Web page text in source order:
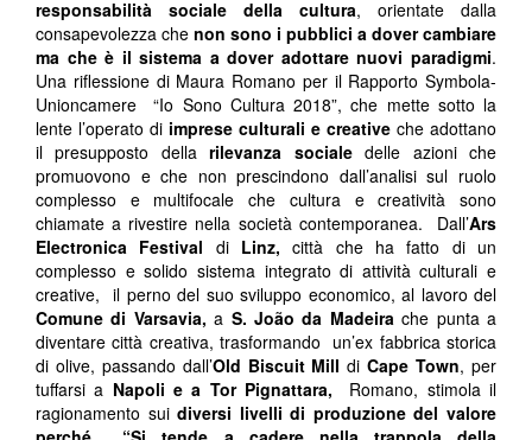
responsabilità sociale della cultura, orientate dalla
consapevolezza che non sono i pubblici a dover cambiare
ma che è il sistema a dover adottare nuovi paradigmi.
Una riflessione di Maura Romano per il Rapporto Symbola-
Unioncamere “Io Sono Cultura 2018”, che mette sotto la
lente l’operato di imprese culturali e creative che adottano
il presupposto dellarilevanza socialedelle azioni che
promuovono e che non prescindono dall’analisi sul ruolo
complesso e multifocale che cultura e creatività sono
chiamate a rivestire nella società contemporanea.
Dall’Ars
Electronica Festival di Linz,città che ha fatto di un
complesso e solido sistema integrato di attività culturali e
creative, il perno del suo sviluppo economico, al lavoro del
Comune di Varsavia,a S. João da Madeirache punta a
diventare città creativa, trasformando un’ex fabbrica storica
di olive, passando dall’Old Biscuit MilldiCape Town, per
tuffarsi a Napoli e a Tor Pignattara, Romano, stimola il
ragionamento suidiversi livelli di produzione del valore